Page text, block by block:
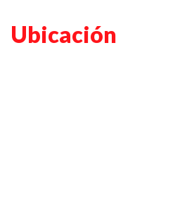
Ubicación